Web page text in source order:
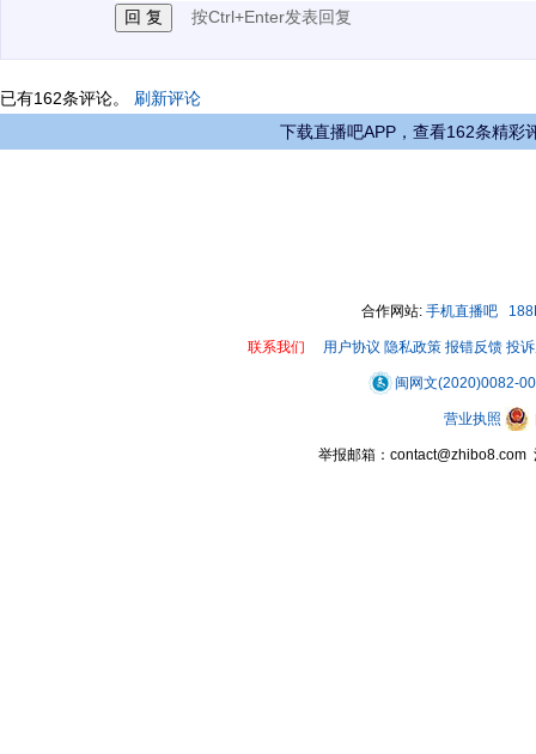
按Ctrl+Enter发表回复
已有162条评论。 刷新评论
下载直播吧APP，查看162条精彩
合作网站: 手机直播吧
联系我们 用户协议 隐私政策 报错反馈 投
闽网文(2020)0082-
营业执照
举报邮箱：